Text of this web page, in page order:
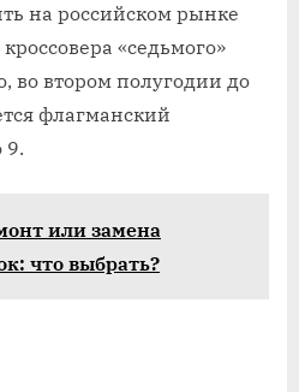
на российском рынке
«седьмого»
во втором полугодии до
флагманский
9.
или замена
что выбрать?